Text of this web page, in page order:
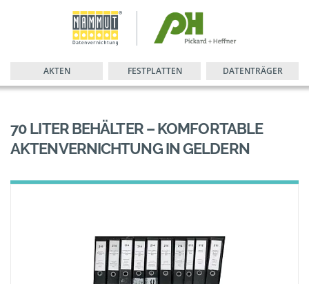
AKTEN FESTPLATTEN DATENTRÄGER
70 LITER BEHÄLTER – KOMFORTABLE
AKTENVERNICHTUNG IN GELDERN